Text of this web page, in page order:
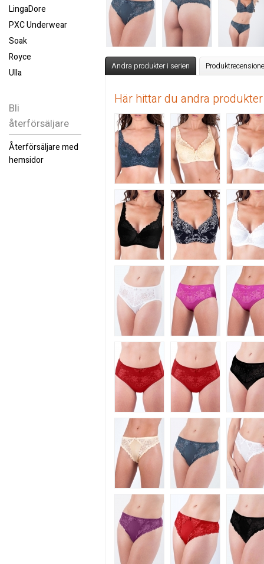
LingaDore
PXC Underwear
Soak
Royce
Ulla
Bli
återförsäljare
Återförsäljare med
hemsidor
Andra produkter i serien
Här hittar du andra